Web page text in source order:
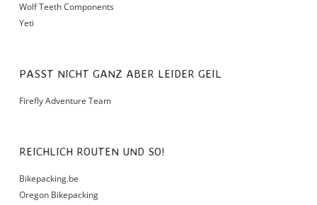
Wolf Teeth Components
Yeti
PASST NICHT GANZ ABER LEIDER GEIL
Firefly Adventure Team
REICHLICH ROUTEN UND SO!
Bikepacking.be
Oregon Bikepacking